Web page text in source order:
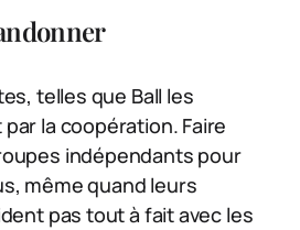
telles que Ball les
la coopération. Faire
indépendants pour
même quand leurs
pas tout à fait avec les